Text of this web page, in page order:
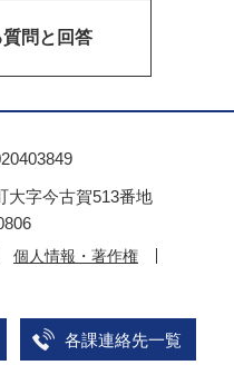
質問と回答
字今古賀513番地
個人情報・著作権
各課連絡先一覧